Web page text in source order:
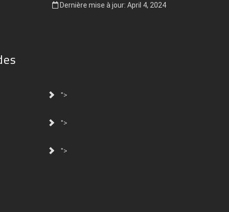
Dernière mise à jour: April 4, 2024
">
">
">